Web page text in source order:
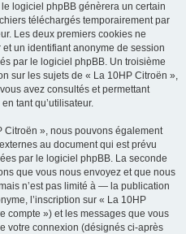
logiciel phpBB génèrera un certain
téléchargés temporairement par
Les deux premiers cookies ne
un identifiant anonyme de session
par le logiciel phpBB. Un troisième
sur les sujets de « La 10HP Citroën »,
avez consultés et permettant
tant qu’utilisateur.
Citroën », nous pouvons également
au document qui est prévu
par le logiciel phpBB. La seconde
que vous nous envoyez et que nous
n’est pas limité à — la publication
l’inscription sur « La 10HP
compte ») et les messages que vous
votre connexion (désignés ci-après